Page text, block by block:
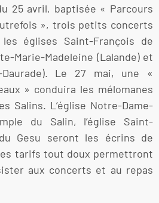
25 avril, baptisée « Parcours
», trois petits concerts
églises Saint-François de
Marie-Madeleine (Lalande) et
Daurade). Le 27 mai, une «
» conduira les mélomanes
Salins. L’église Notre-Dame-
du Salin, l’église Saint-
Gesu seront les écrins de
tarifs tout doux permettront
aux concerts et au repas